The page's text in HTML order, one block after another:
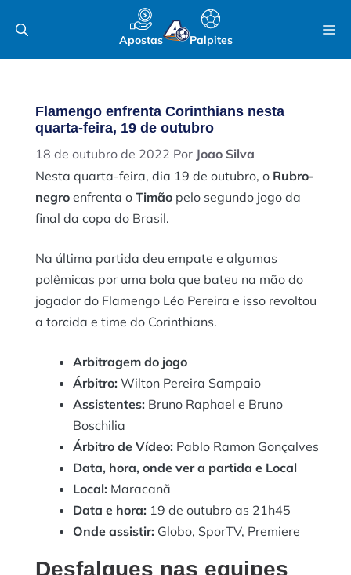
para
Apostas Palpites
Flamengo enfrenta Corinthians nesta
quarta-feira, 19 de outubro
18 de outubro de 2022 Por Joao Silva
Nesta quarta-feira, dia 19 de outubro, o Rubro-
negro enfrenta o Timão pelo segundo jogo da
final da copa do Brasil.
Na última partida deu empate e algumas
polêmicas por uma bola que bateu na mão do
jogador do Flamengo Léo Pereira e isso revoltou
a torcida e time do Corinthians.
Arbitragem do jogo
​Árbitro: Wilton Pereira Sampaio
Assistentes: Bruno Raphael e Bruno
Boschilia
Árbitro de Vídeo: Pablo Ramon Gonçalves
Data, hora, onde ver a partida e Local
Local: Maracanã
Data e hora: 19 de outubro as 21h45
Onde assistir: Globo, SporTV, Premiere
Desfalques nas equipes